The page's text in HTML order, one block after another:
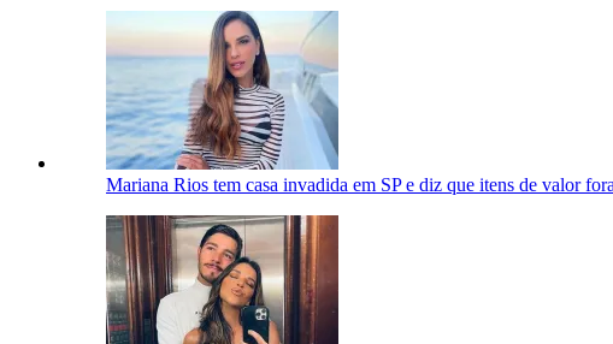
Mariana Rios tem casa invadida em SP e diz que itens de valor